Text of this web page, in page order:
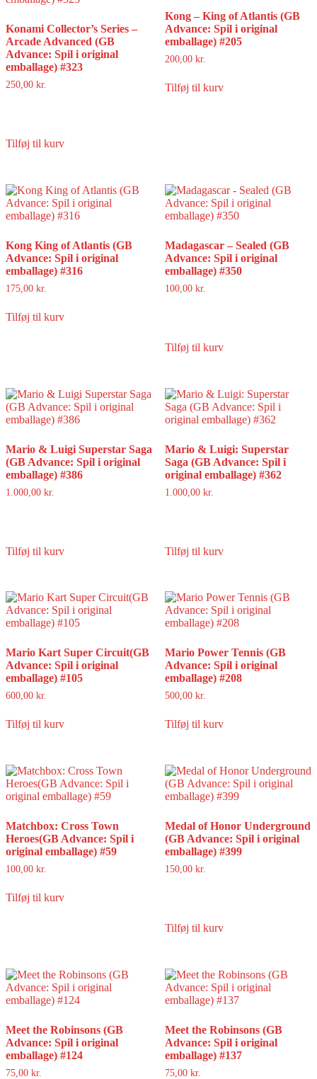
Konami Collector’s Series –
Arcade Advanced (GB
Advance: Spil i original
emballage) #323
250,00 kr.
Tilføj til kurv
Kong – King of Atlantis (GB
Advance: Spil i original
emballage) #205
200,00 kr.
Tilføj til kurv
Kong King of Atlantis (GB
Advance: Spil i original
emballage) #316
175,00 kr.
Tilføj til kurv
Madagascar – Sealed (GB
Advance: Spil i original
emballage) #350
100,00 kr.
Tilføj til kurv
Mario & Luigi Superstar Saga
(GB Advance: Spil i original
emballage) #386
1.000,00 kr.
Tilføj til kurv
Mario & Luigi: Superstar
Saga (GB Advance: Spil i
original emballage) #362
1.000,00 kr.
Tilføj til kurv
Mario Kart Super Circuit(GB
Advance: Spil i original
emballage) #105
600,00 kr.
Tilføj til kurv
Mario Power Tennis (GB
Advance: Spil i original
emballage) #208
500,00 kr.
Tilføj til kurv
Matchbox: Cross Town
Heroes(GB Advance: Spil i
original emballage) #59
100,00 kr.
Tilføj til kurv
Medal of Honor Underground
(GB Advance: Spil i original
emballage) #399
150,00 kr.
Tilføj til kurv
Meet the Robinsons (GB
Advance: Spil i original
emballage) #124
75,00 kr.
Meet the Robinsons (GB
Advance: Spil i original
emballage) #137
75,00 kr.